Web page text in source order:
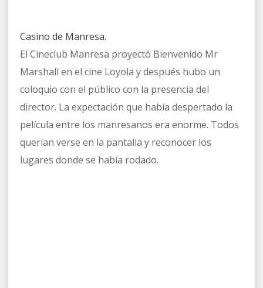
Casino de Manresa.
El Cineclub Manresa proyectó Bienvenido Mr
Marshall en el cine Loyola y después hubo un
coloquio con el público con la presencia del
director. La expectación que había despertado la
película entre los manresanos era enorme. Todos
querían verse en la pantalla y reconocer los
lugares donde se había rodado.